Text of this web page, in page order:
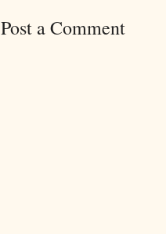
Post a Comment